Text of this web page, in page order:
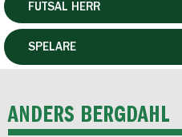
HERR
HTFF
FUTSAL HERR
SPELARE
ANDERS BERGDAHL